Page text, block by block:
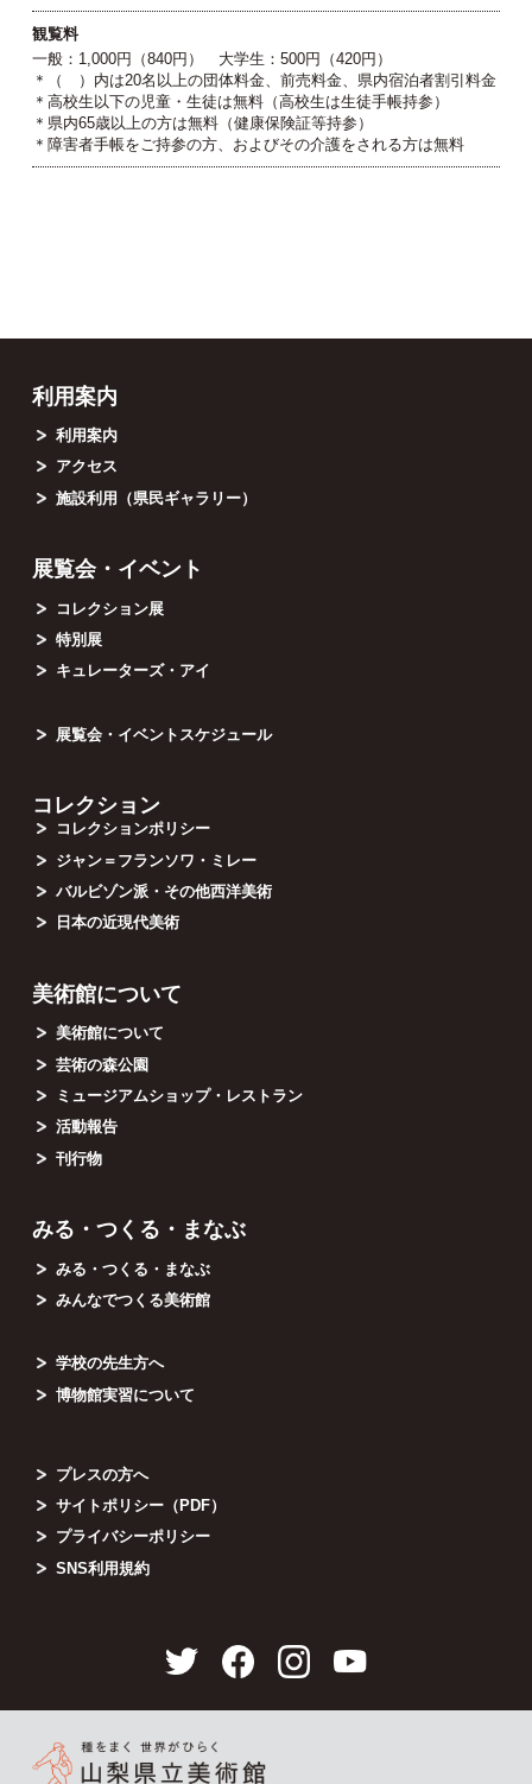
観覧料
一般：1,000円（840円） 大学生：500円（420円）
＊（ ）内は20名以上の団体料金、前売料金、県内宿泊者割引料金
＊高校生以下の児童・生徒は無料（高校生は生徒手帳持参）
＊県内65歳以上の方は無料（健康保険証等持参）
＊障害者手帳をご持参の方、およびその介護をされる方は無料
利用案内
利用案内
アクセス
施設利用（県民ギャラリー）
展覧会・イベント
コレクション展
特別展
キュレーターズ・アイ
展覧会・イベントスケジュール
コレクション
コレクションポリシー
ジャン＝フランソワ・ミレー
バルビゾン派・その他西洋美術
日本の近現代美術
美術館について
美術館について
芸術の森公園
ミュージアムショップ・レストラン
活動報告
刊行物
みる・つくる・まなぶ
みる・つくる・まなぶ
みんなでつくる美術館
学校の先生方へ
博物館実習について
プレスの方へ
サイトポリシー（PDF）
プライバシーポリシー
SNS利用規約